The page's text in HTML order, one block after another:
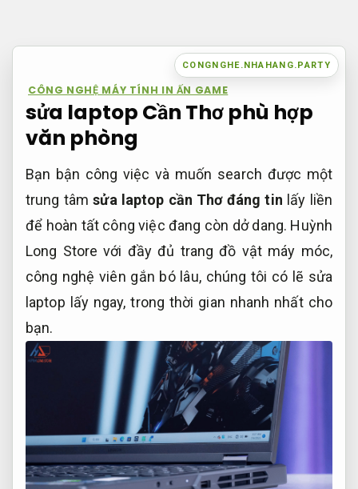
dung
CONGNGHE.NHAHANG.PARTY
CÔNG NGHỆ MÁY TÍNH IN ẤN GAME
sửa laptop Cần Thơ phù hợp
văn phòng
Bạn bận công việc và muốn search được một
trung tâmsửa laptop cần Thơ đáng tin lấy liền
để hoàn tất công việc đang còn dở dang. Huỳnh
Long Store với đầy đủ trang đồ vật máy móc,
công nghệ viên gắn bó lâu, chúng tôi có lẽ sửa
laptop lấy ngay, trong thời gian nhanh nhất cho
bạn.